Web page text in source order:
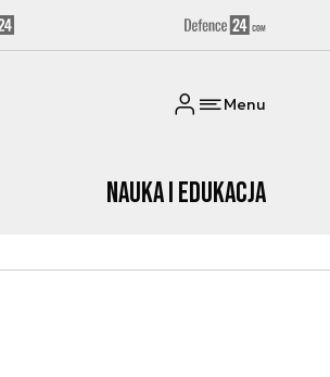
Menu
Nauka i edukacja